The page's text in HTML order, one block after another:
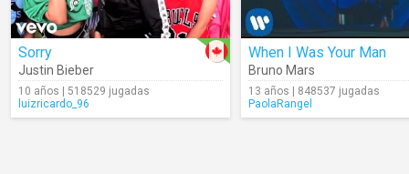
Sorry
Justin Bieber
10 años | 518529 jugadas
luizricardo_96
When I Was Your Man
Bruno Mars
13 años | 848537 jugadas
PaolaRangel